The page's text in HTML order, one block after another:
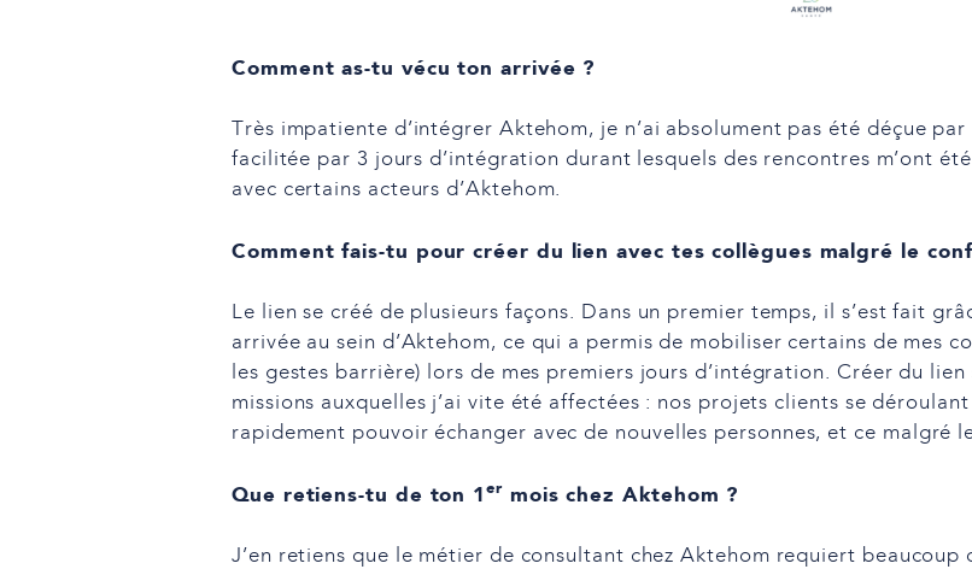
Comment as-tu vécu ton arrivée ?
Très impatiente d’intégrer Aktehom, je n’ai absolument pas été déçue
facilitée par 3 jours d’intégration durant lesquels des rencontres m’ont
avec certains acteurs d’Aktehom.
Comment fais-tu pour créer du lien avec tes collègues malgré le
Le lien se créé de plusieurs façons. Dans un premier temps, il s’est fait
arrivée au sein d’Aktehom, ce qui a permis de mobiliser certains de mes
les gestes barrière) lors de mes premiers jours d’intégration. Créer du
missions auxquelles j’ai vite été affectées : nos projets clients se
rapidement pouvoir échanger avec de nouvelles personnes, et ce malgré
Que retiens-tu de ton 1ermois chez Aktehom ?
J’en retiens que le métier de consultant chez Aktehom requiert